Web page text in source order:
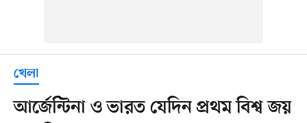
খেলা
আর্জেন্টিনা ও ভারত যেদিন প্রথম বিশ্ব জয়